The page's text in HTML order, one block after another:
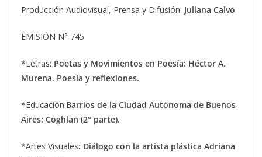
Producción Audiovisual, Prensa y Difusión: Juliana Calvo.
EMISIÓN N° 745
*Letras: Poetas y Movimientos en Poesía: Héctor A.
Murena. Poesía y reflexiones.
*Educación:Barrios de la Ciudad Autónoma de Buenos
Aires: Coghlan (2° parte).
*Artes Visuales: Diálogo con la artista plástica Adriana